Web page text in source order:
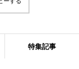
特集記事